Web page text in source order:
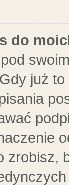
do
już
zrobisz,